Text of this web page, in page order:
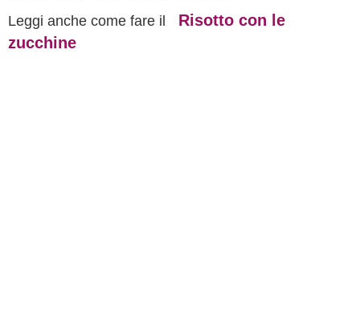
Leggi anche come fare il
Risotto con le
zucchine